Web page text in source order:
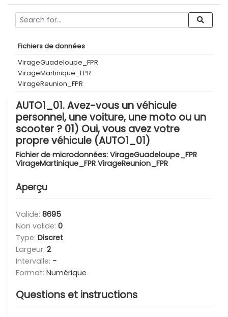
Fichiers de données
VirageGuadeloupe_FPR
VirageMartinique_FPR
VirageReunion_FPR
AUTO1_01. Avez-vous un véhicule
personnel, une voiture, une moto ou un
scooter ? 01) Oui, vous avez votre
propre véhicule (AUTO1_01)
Fichier de microdonnées: VirageGuadeloupe_FPR
VirageMartinique_FPR VirageReunion_FPR
Aperçu
Valide: 8695
Non valide: 0
Type: Discret
Largeur: 2
Intervalle: -
Format: Numérique
Questions et instructions